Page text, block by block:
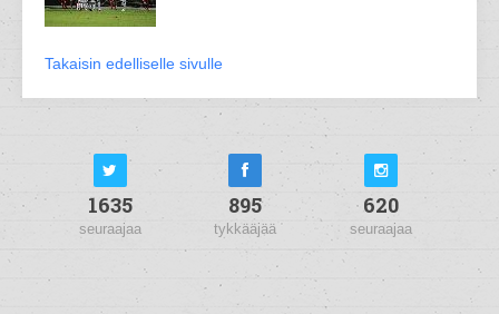
Takaisin edelliselle sivulle
1635
seuraajaa
895
tykkääjää
620
seuraajaa